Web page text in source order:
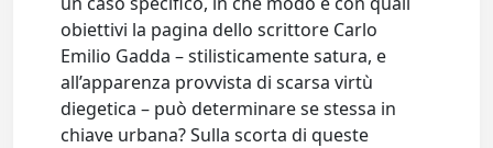
obiettivi la pagina dello scrittore Carlo
Emilio Gadda – stilisticamente satura, e
all’apparenza provvista di scarsa virtù
diegetica – può determinare se stessa in
chiave urbana? Sulla scorta di queste